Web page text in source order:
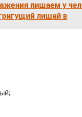
лишаем у
лишай в